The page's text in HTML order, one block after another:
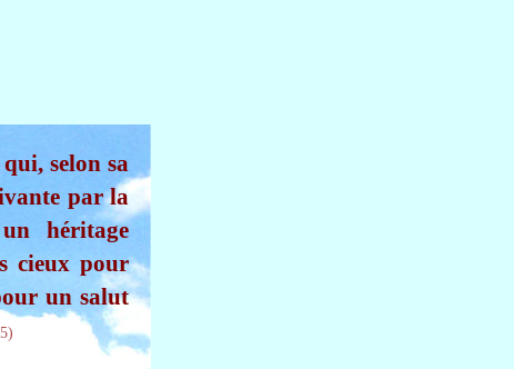
selon sa
par la
héritage
cieux pour
un salut